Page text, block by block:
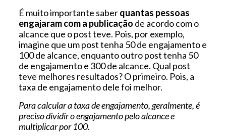
É muito importante saberquantas pessoas
engajaram com a publicação de acordo com o
alcance que o post teve. Pois, por exemplo,
imagine que um post tenha 50 de engajamento e
100 de alcance, enquanto outro post tenha 50
de engajamento e 300 de alcance. Qual post
teve melhores resultados? O primeiro. Pois, a
taxa de engajamento dele foi melhor.
Para calcular a taxa de engajamento, geralmente, é
preciso dividir o engajamento pelo alcance e
multiplicar por 100.